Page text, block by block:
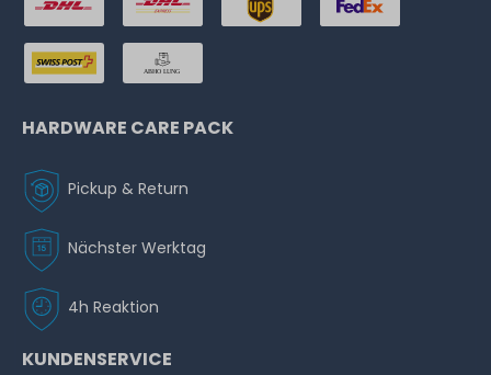
HARDWARE CARE PACK
Pickup & Return
Nächster Werktag
4h Reaktion
KUNDENSERVICE